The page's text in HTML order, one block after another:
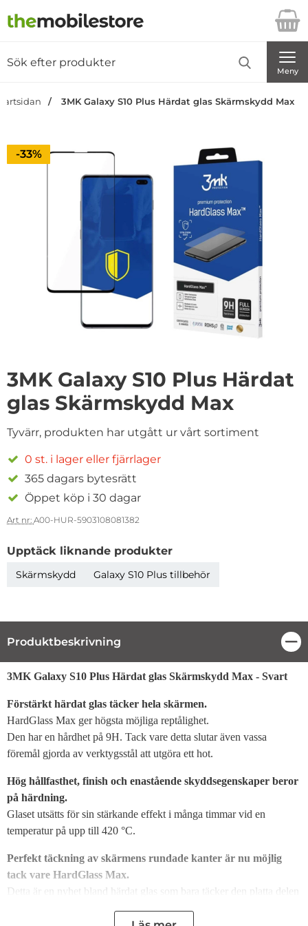
Startsidan för Danira Telecom AB
Meny
3MK Galaxy S10 Plus Härdat glas Skärmskydd Max
Priset är nedsatt med
-33%
3MK Galaxy S10 Plus Härdat
glas Skärmskydd Max
Tyvärr, produkten har utgått ur vårt sortiment
0 st. i lager eller fjärrlager
365 dagars bytesrätt
Öppet köp i 30 dagar
Art nr: A00-HUR-5903108081382
Upptäck liknande produkter
Skärmskydd Galaxy S10 Plus tillbehör
Produktbeskrivning
Produktbeskrivning
3MK Galaxy S10 Plus Härdat glas Skärmskydd Max - Svart
Förstärkt härdat glas täcker hela skärmen.
HardGlass Max ger högsta möjliga reptålighet.
Den har en hårdhet på 9H. Tack vare detta slutar även vassa
föremål gjorda av verktygsstål att utgöra ett hot.
Hög hållfasthet, finish och enastående skyddsegenskaper beror
på härdning.
Glaset utsätts för sin stärkande effekt i många timmar vid en
temperatur på upp till 420 °C.
Perfekt täckning av skärmens rundade kanter är nu möjlig
tack vare HardGlass Max.
Detta är en nyhet bland härdat glas som bara täcker den platta delen